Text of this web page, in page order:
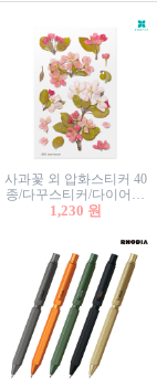
사과꽃 외 압화스티커 40
종/다꾸스티커/다이어리
꾸미기/꽃스티커/자연물
1,230 원